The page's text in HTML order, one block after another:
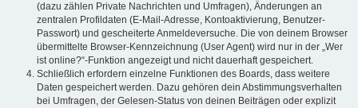
(dazu zählen Private Nachrichten und Umfragen), Änderungen an
zentralen Profildaten (E-Mail-Adresse, Kontoaktivierung, Benutzer-
Passwort) und gescheiterte Anmeldeversuche. Die von deinem Browser
übermittelte Browser-Kennzeichnung (User Agent) wird nur in der „Wer
ist online?“-Funktion angezeigt und nicht dauerhaft gespeichert.
Schließlich erfordern einzelne Funktionen des Boards, dass weitere
Daten gespeichert werden. Dazu gehören dein Abstimmungsverhalten
bei Umfragen, der Gelesen-Status von deinen Beiträgen oder explizit